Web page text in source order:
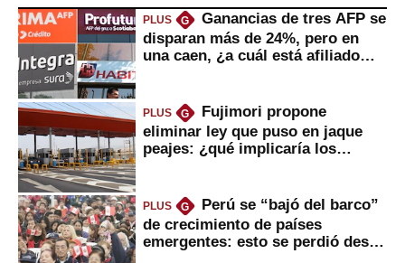
PLUS G
Ganancias de tres AFP se
disparan más de 24%, pero en
una caen, ¿a cuál está afiliado
PLUS G
Fujimori propone
eliminar ley que puso en jaque
peajes: ¿qué implicaría los
PLUS G
Perú se “bajó del barco”
de crecimiento de países
emergentes: esto se perdió desde